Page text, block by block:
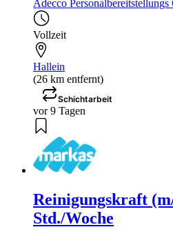
Adecco Personalbereitstellungs
Vollzeit
Hallein
(26 km entfernt)
Schichtarbeit
vor 9 Tagen
Reinigungskraft
Std./Woche